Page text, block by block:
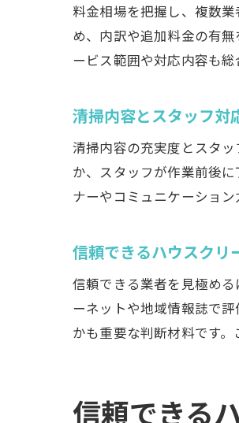
料金相場を把握し、複数
め、内訳や追加料金の有
ービス範囲や対応内容も
清掃内容とスタッフ対
清掃内容の充実度とスタ
か、スタッフが作業前後
ナーやコミュニケーショ
信頼できるハウスクリ
信頼できる業者を見極め
ーネットや地域情報誌で
かも重要な判断材料です
信頼できる